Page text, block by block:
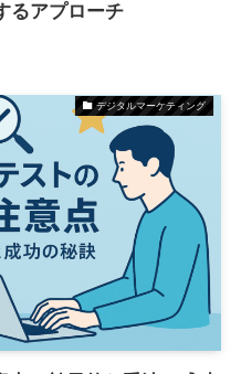
るアプローチ
デジタルマーケティング